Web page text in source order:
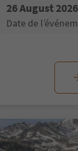
26 August 2026
date de